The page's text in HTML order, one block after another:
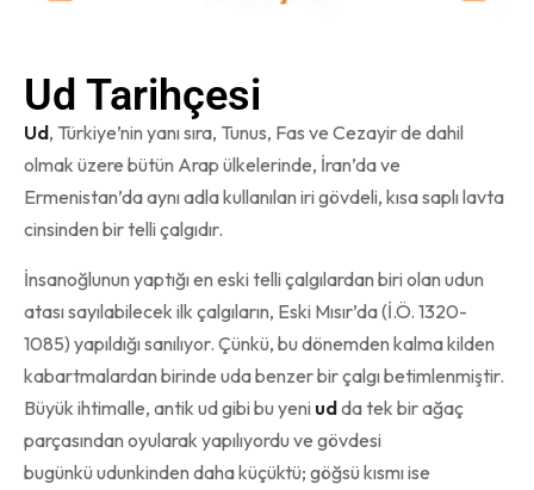
Ud Tarihçesi
Ud, Türkiye’nin yanı sıra, Tunus, Fas ve Cezayir de dahil
olmak üzere bütün Arap ülkelerinde, İran’da ve
Ermenistan’da aynı adla kullanılan iri gövdeli, kısa saplı lavta
cinsinden bir telli çalgıdır.
İnsanoğlunun yaptığı en eski telli çalgılardan biri olan udun
atası sayılabilecek ilk çalgıların, Eski Mısır’da (İ.Ö. 1320-
1085) yapıldığı sanılıyor. Çünkü, bu dönemden kalma kilden
kabartmalardan birinde uda benzer bir çalgı betimlenmiştir.
Büyük ihtimalle, antik ud gibi bu yeni udda tek bir ağaç
parçasından oyularak yapılıyordu ve gövdesi
bugünkü udunkinden daha küçüktü; göğsü kısmı ise